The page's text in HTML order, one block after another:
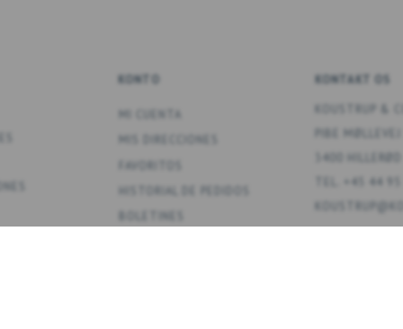
KONTO
MI CUENTA
MIS DIRECCIONES
HISTORIAL DE PEDIDOS
KONTAKT OS
PIBE MØLLEVEJ
3400 HILLERØD
TEL. +45 44 95